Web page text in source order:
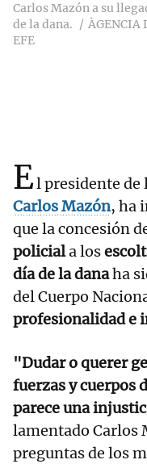
Carlos Mazón a su
de la dana.
ÀGENCIA
EFE
El presidente de
Carlos Mazón, ha
que la concesión
policiala los
día de la danaha
del Cuerpo
profesionalidad e
"Dudar o querer
fuerzas y cuerpos
parece una
lamentado Carlos
preguntas de los